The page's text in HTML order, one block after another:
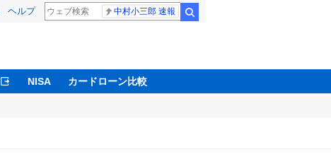
ヘルプ 中村小三郎 速報
NISA カードローン比較